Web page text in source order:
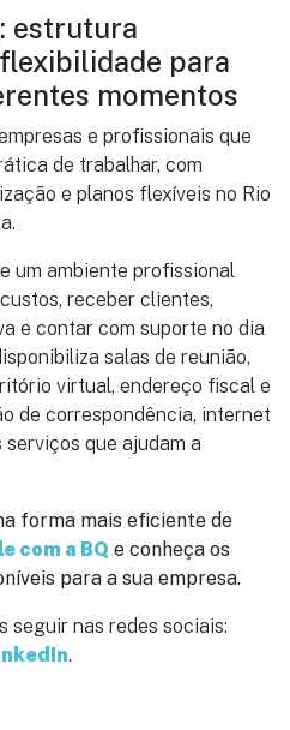
estrutura
para
momentos
e profissionais que
de trabalhar, com
e planos flexíveis no Rio
um ambiente profissional
receber clientes,
e contar com suporte no dia
salas de reunião,
virtual, endereço fiscal e
de correspondência, internet
que ajudam a
forma mais eficiente de
com a BQ e conheça os
para a sua empresa.
seguir nas redes sociais:
.